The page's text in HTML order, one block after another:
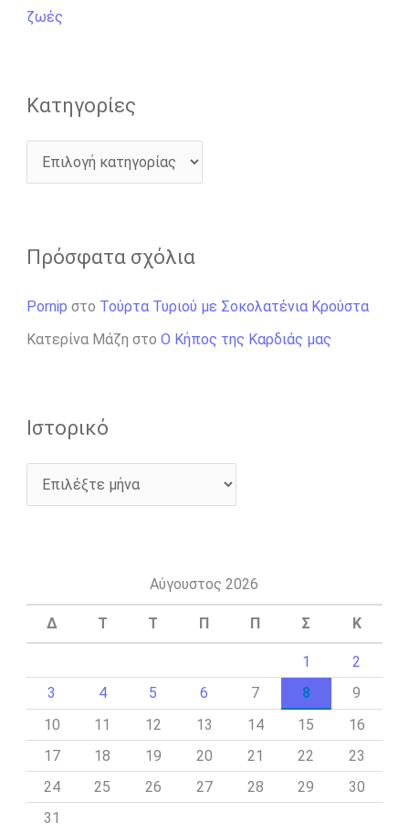
α
ζωές
Kατηγορίες
Πρόσφατα σχόλια
Pornip στο Τούρτα Τυριού με Σοκολατένια Κρούστα
Κατερίνα Μάζη στο Ο Κήπος της Καρδιάς μας
Ιστορικό
Αύγουστος 2026
Δ Τ Τ Π Π Σ Κ
1
2
3
4 5 6 7 8
9
10
11 12 13 14 15
16
17
18 19 20 21 22
23
24
25 26 27 28 29
30
31